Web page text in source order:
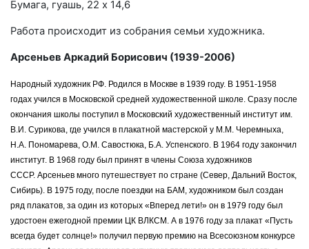
Бумага, гуашь, 22 х 14,6
Работа происходит из собрания семьи художника.
Арсеньев Аркадий Борисович (1939-2006)
Народный художник РФ. Родился в Москве в 1939 году. В 1951-1958
годах учился в Московской средней художественной школе. Сразу после
окончания школы поступил в Московский художественный институт им.
В.И. Сурикова, где учился в плакатной мастерской у М.М. Черемныха,
Н.А. Пономарева, О.М. Савостюка, Б.А. Успенского. В 1964 году закончил
институт. В 1968 году был принят в члены Союза художников
СССР. Арсеньев много путешествует по стране (Север, Дальний Восток,
Сибирь). В 1975 году, после поездки на БАМ, художником был создан
ряд плакатов, за один из которых «Вперед лети!» он в 1979 году был
удостоен ежегодной премии ЦК ВЛКСМ. А в 1976 году за плакат «Пусть
всегда будет солнце!» получил первую премию на Всесоюзном конкурсе